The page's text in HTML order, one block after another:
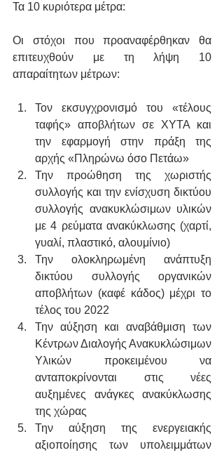
Τα 10 κυριότερα μέτρα:
Οι στόχοι που προαναφέρθηκαν θα
επιτευχθούν με τη λήψη 10
απαραίτητων μέτρων:
Τον εκσυγχρονισμό του «τέλους
ταφής» αποβλήτων σε ΧΥΤΑ και
την εφαρμογή στην πράξη της
αρχής «Πληρώνω όσο Πετάω»
Την προώθηση της χωριστής
συλλογής και την ενίσχυση δικτύου
συλλογής ανακυκλώσιμων υλικών
με 4 ρεύματα ανακύκλωσης (χαρτί,
γυαλί, πλαστικό, αλουμίνιο)
Την ολοκληρωμένη ανάπτυξη
δικτύου συλλογής οργανικών
αποβλήτων (καφέ κάδος) μέχρι το
τέλος του 2022
Την αύξηση και αναβάθμιση των
Κέντρων Διαλογής Ανακυκλώσιμων
Υλικών προκειμένου να
ανταποκρίνονται στις νέες
αυξημένες ανάγκες ανακύκλωσης
της χώρας
Την αύξηση της ενεργειακής
αξιοποίησης των υπολειμμάτων